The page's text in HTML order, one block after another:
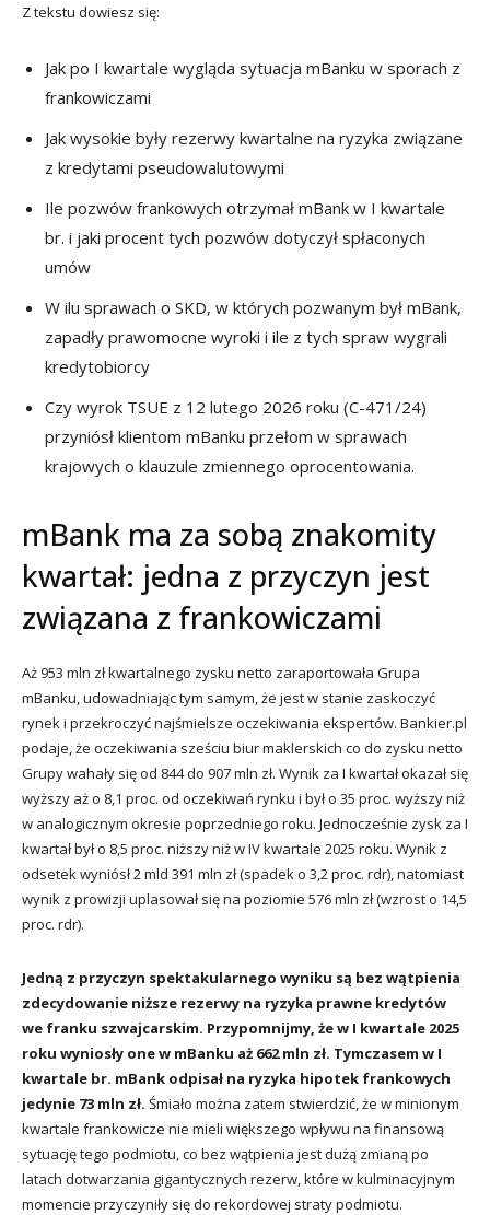
Z tekstu dowiesz się:
Jak po I kwartale wygląda sytuacja mBanku w sporach z
frankowiczami
Jak wysokie były rezerwy kwartalne na ryzyka związane
z kredytami pseudowalutowymi
Ile pozwów frankowych otrzymał mBank w I kwartale
br. i jaki procent tych pozwów dotyczył spłaconych
umów
W ilu sprawach o SKD, w których pozwanym był mBank,
zapadły prawomocne wyroki i ile z tych spraw wygrali
kredytobiorcy
Czy wyrok TSUE z 12 lutego 2026 roku (C-471/24)
przyniósł klientom mBanku przełom w sprawach
krajowych o klauzule zmiennego oprocentowania.
mBank ma za sobą znakomity
kwartał: jedna z przyczyn jest
związana z frankowiczami
Aż 953 mln zł kwartalnego zysku netto zaraportowała Grupa
mBanku, udowadniając tym samym, że jest w stanie zaskoczyć
rynek i przekroczyć najśmielsze oczekiwania ekspertów. Bankier.pl
podaje, że oczekiwania sześciu biur maklerskich co do zysku netto
Grupy wahały się od 844 do 907 mln zł. Wynik za I kwartał okazał się
wyższy aż o 8,1 proc. od oczekiwań rynku i był o 35 proc. wyższy niż
w analogicznym okresie poprzedniego roku. Jednocześnie zysk za I
kwartał był o 8,5 proc. niższy niż w IV kwartale 2025 roku. Wynik z
odsetek wyniósł 2 mld 391 mln zł (spadek o 3,2 proc. rdr), natomiast
wynik z prowizji uplasował się na poziomie 576 mln zł (wzrost o 14,5
proc. rdr).
Jedną z przyczyn spektakularnego wyniku są bez wątpienia
zdecydowanie niższe rezerwy na ryzyka prawne kredytów
we franku szwajcarskim. Przypomnijmy, że w I kwartale 2025
roku wyniosły one w mBanku aż 662 mln zł. Tymczasem w I
kwartale br. mBank odpisał na ryzyka hipotek frankowych
jedynie 73 mln zł. Śmiało można zatem stwierdzić, że w minionym
kwartale frankowicze nie mieli większego wpływu na finansową
sytuację tego podmiotu, co bez wątpienia jest dużą zmianą po
latach dotwarzania gigantycznych rezerw, które w kulminacyjnym
momencie przyczyniły się do rekordowej straty podmiotu.